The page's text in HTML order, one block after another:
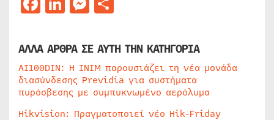
ΑΛΛΑ ΑΡΘΡΑ ΣΕ ΑΥΤΗ ΤΗΝ ΚΑΤΗΓΟΡΙΑ
AI100DIN: Η INIM παρουσιάζει τη νέα μονάδα
διασύνδεσης Previdia για συστήματα
πυρόσβεσης με συμπυκνωμένο αερόλυμα
Hikvision: Πραγματοποιεί νέο Hik-Friday